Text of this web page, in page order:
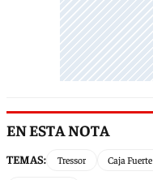
EN ESTA NOTA
TEMAS: Tressor Caja Fuerte